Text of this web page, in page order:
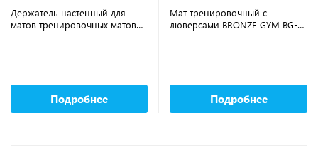
Держатель настенный для
матов тренировочных матов
Подробнее
Мат тренировочный с
люверсами BRONZE GYM BG-
Подробнее